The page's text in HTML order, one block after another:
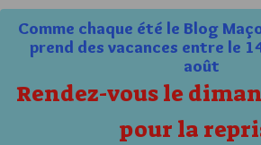
Comme chaque été le Blog
prend des vacances entre le
août
Rendez-vous le
pour la